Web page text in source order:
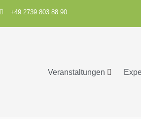
+49 2739 803 88 90
Veranstaltungen